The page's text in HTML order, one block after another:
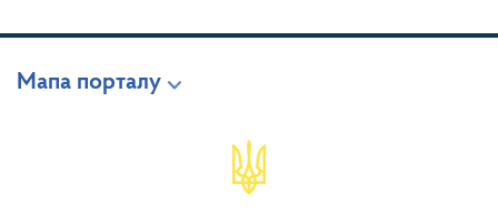
Мапа порталу